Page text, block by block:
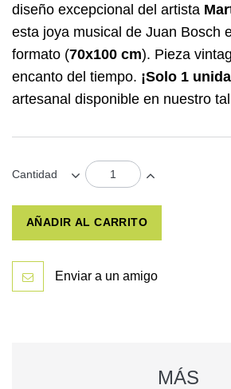
diseño excepcional del artista
esta joya musical de Juan Bosch
formato (70x100 cm). Pieza
encanto del tiempo. ¡Solo 1
artesanal disponible en nuestro
Cantidad
AÑADIR AL CARRITO
Enviar a un amigo
MÁS